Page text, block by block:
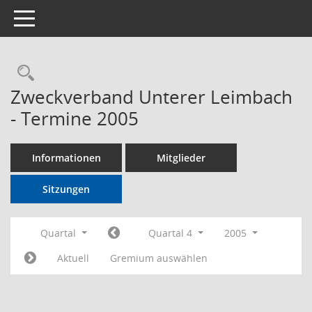
Toggle navigation
Rechercheauswahl
Zweckverband Unterer Leimbach
- Termine 2005
Informationen Mitglieder
Sitzungen
Quartal Quartal 4
2005
Aktuell
Gremium auswählen